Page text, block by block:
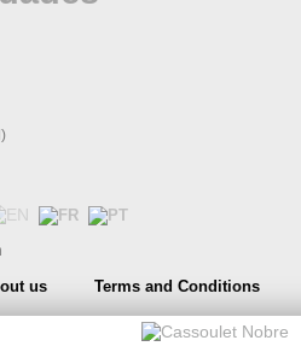
us Terms and Conditions